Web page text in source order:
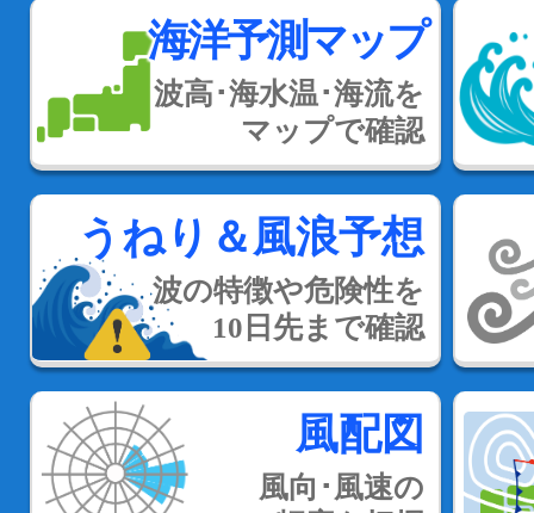
海洋予測マップ
波高･海水温･海流を
マップで確認
うねり＆風浪予想
波の特徴や危険性を
10日先まで確認
風配図
風向･風速の